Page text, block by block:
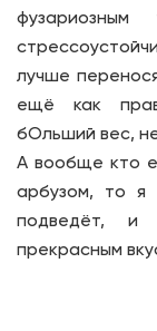
лучше
ещё как
бОльший вес,
А вообще кто
арбузом, то я
подведёт, и
прекрасным